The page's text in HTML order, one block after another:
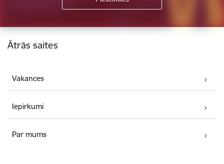
Kājene
Ātrās saites
Vakances
Iepirkumi
Par mums